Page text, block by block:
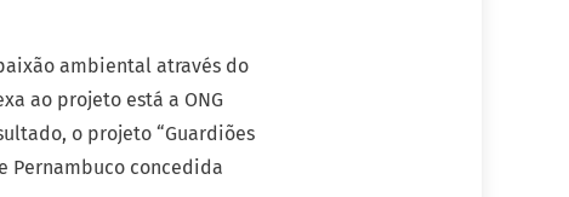
ambiental através do
ao projeto está a ONG
o projeto “Guardiões
Pernambuco concedida